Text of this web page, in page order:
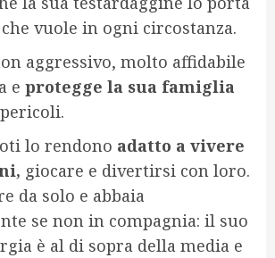
vuole in ogni circostanza.
aggressivo, molto affidabile
e protegge la sua famiglia
lo rendono adatto a vivere
giocare e divertirsi con loro.
da solo e abbaia
se non in compagnia: il suo
è al di sopra della media e